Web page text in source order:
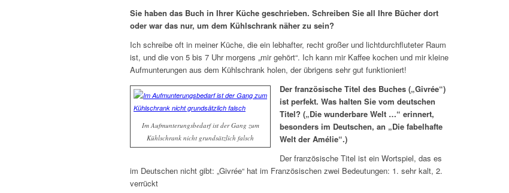
Sie haben das Buch in Ihrer Küche geschrieben. Schreiben Sie all Ihre Bücher dort
oder war das nur, um dem Kühlschrank näher zu sein?
Ich schreibe oft in meiner Küche, die ein lebhafter, recht großer und lichtdurchfluteter Raum
ist, und die von 5 bis 7 Uhr morgens „mir gehört“. Ich kann mir Kaffee kochen und mir kleine
Aufmunterungen aus dem Kühlschrank holen, der übrigens sehr gut funktioniert!
Im Aufmunterungsbedarf ist der Gang zum
Kühlschrank nicht grundsätzlich falsch
Der französische Titel des Buches („Givrée“)
ist perfekt. Was halten Sie vom deutschen
Titel? („Die wunderbare Welt …“ erinnert,
besonders im Deutschen, an „Die fabelhafte
Welt der Amélie“.)
Der französische Titel ist ein Wortspiel, das es
im Deutschen nicht gibt: „Givrée“ hat im Französischen zwei Bedeutungen: 1. sehr kalt, 2.
verrückt